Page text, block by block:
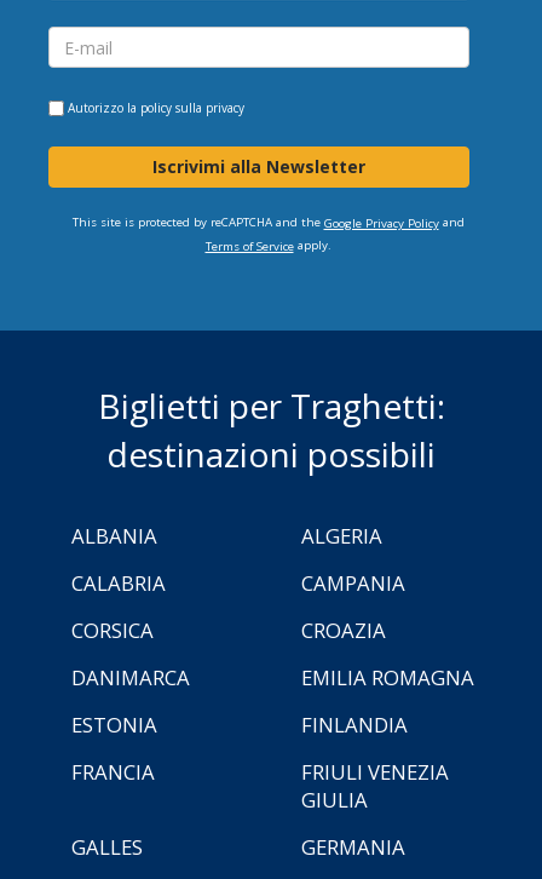
Autorizzo la policy sulla privacy
Iscrivimi alla Newsletter
This site is protected by reCAPTCHA and the Google Privacy Policyand
Terms of Serviceapply.
Biglietti per Traghetti:
destinazioni possibili
ALBANIA
ALGERIA
CALABRIA
CAMPANIA
CORSICA
CROAZIA
DANIMARCA
EMILIA ROMAGNA
ESTONIA
FINLANDIA
FRANCIA
FRIULI VENEZIA
GIULIA
GALLES
GERMANIA